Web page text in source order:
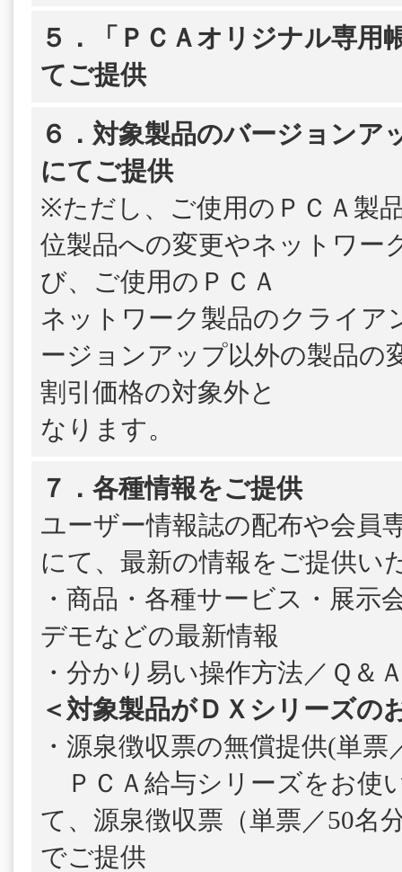
５．「ＰＣＡオリジナル専用
てご提供
６．対象製品のバージョンア
にてご提供
※ただし、ご使用のＰＣＡ製
位製品への変更やネットワー
び、ご使用のＰＣＡ
ネットワーク製品のクライア
ージョンアップ以外の製品の
割引価格の対象外と
なります。
７．各種情報をご提供
ユーザー情報誌の配布や会員
にて、最新の情報をご提供い
・商品・各種サービス・展示
デモなどの最新情報
・分かり易い操作方法／Ｑ＆
＜対象製品がＤＸシリーズの
・源泉徴収票の無償提供(単票
ＰＣＡ給与シリーズをお使
て、源泉徴収票（単票／50名
でご提供